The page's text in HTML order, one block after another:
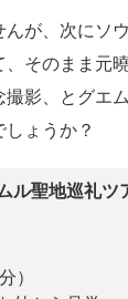
んが、次にソ
そのまま元
影、とグエ
ょうか？
ル聖地巡礼ツ
）